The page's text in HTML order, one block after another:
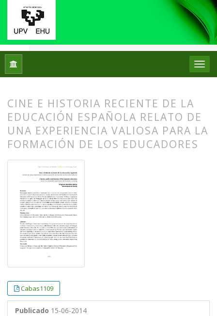
Inicio
CINE E HISTORIA RECIENTE DE LA
EDUCACIÓN ESPAÑOLA RELATO DE
UNA EXPERIENCIA VALIOSA PARA LA
FORMACIÓN DE LOS EDUCADORES
Cabas1109
Publicado 15-06-2014